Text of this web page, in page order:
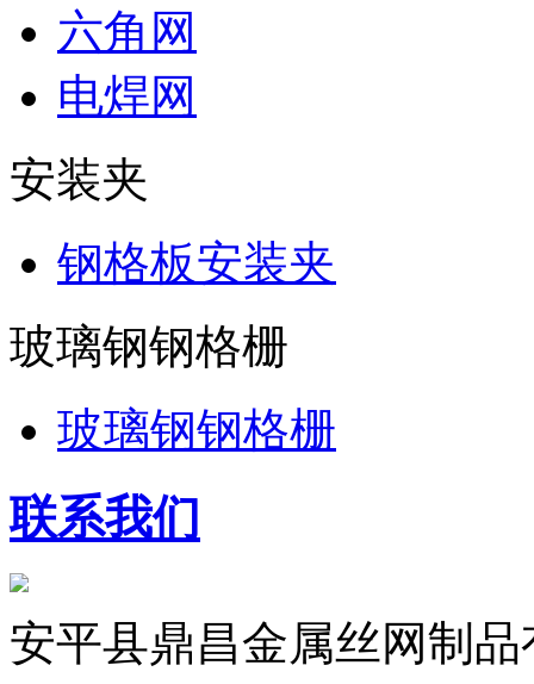
六角网
电焊网
安装夹
钢格板安装夹
玻璃钢钢格栅
玻璃钢钢格栅
联系我们
安平县鼎昌金属丝网制